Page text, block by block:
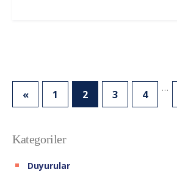
« 1 2 3 4
…
Kategoriler
Duyurular